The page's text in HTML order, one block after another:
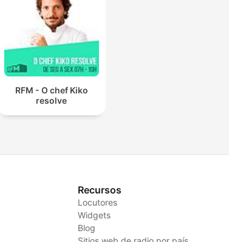
RFM - O chef Kiko
resolve
Recursos
Locutores
Widgets
Blog